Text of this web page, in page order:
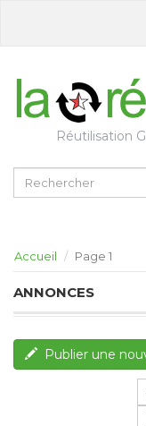
Réutilisation
Accueil Page 1
ANNONCES
Publier une